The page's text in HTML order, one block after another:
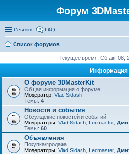
Форум
Ссылки FAQ
Список форумов
Текущее время: Сб авг 08,
Информация
О форуме 3DMasterKit
Общая информация о форуме
Модератор: Vlad Sidash
Темы: 4
Новости и события
Обсуждение новостей и событий
Модераторы: Vlad Sidash Ledmaster
Темы: 60
Объявления
Покупка/продажа...
Модераторы: Vlad Sidash Ledmaster